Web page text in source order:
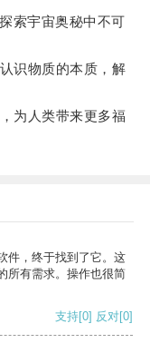
索宇宙奥秘中不可
识物质的本质，解
为人类带来更多福
件，终于找到了它。这
所有需求。操作也很简
支持[0] 反对[0]